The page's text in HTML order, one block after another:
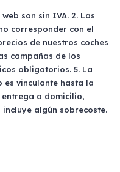
son sin IVA. 2. Las
corresponder con el
de nuestros coches
campañas de los
obligatorios. 5. La
es vinculante hasta la
a domicilio,
algún sobrecoste.